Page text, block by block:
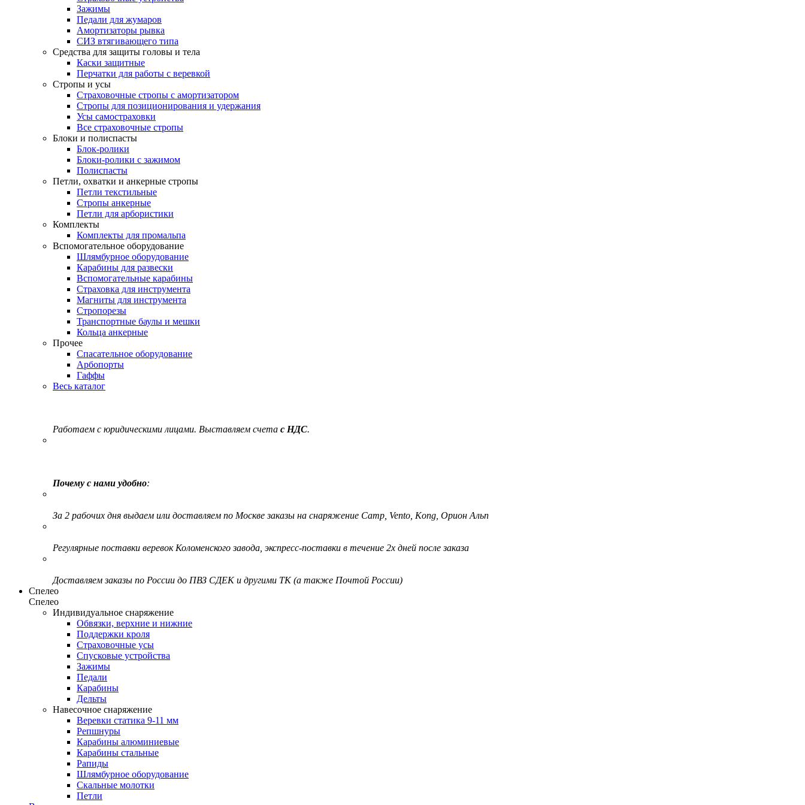
Зажимы
Педали для жумаров
Амортизаторы рывка
СИЗ втягивающего типа
Средства для защиты головы и тела
Каски защитные
Перчатки для работы с веревкой
Стропы и усы
Страховочные стропы с амортизатором
Стропы для позиционирования и удержания
Усы самостраховки
Все страховочные стропы
Блоки и полиспасты
Блок-ролики
Блоки-ролики с зажимом
Полиспасты
Петли, охватки и анкерные стропы
Петли текстильные
Стропы анкерные
Петли для арбористики
Комплекты
Комплекты для промальпа
Вспомогательное оборудование
Шлямбурное оборудование
Карабины для развески
Вспомогательные карабины
Страховка для инструмента
Магниты для инструмента
Стропорезы
Транспортные баулы и мешки
Кольца анкерные
Прочее
Спасательное оборудование
Арбопорты
Гаффы
Весь каталог
Работаем с юридическими лицами. Выставляем счета с НДС.
Почему с нами удобно:
За 2 рабочих дня выдаем или доставляем по Москве заказы на снаряжение Camp, Vento, Kong, Орион Альп
Регулярные поставки веревок Коломенского завода, экспресс-поставки в течение 2х дней после заказа
Доставляем заказы по России до ПВЗ СДЕК и другими ТК (а также Почтой России)
Спелео
Спелео
Индивидуальное снаряжение
Обвязки, верхние и нижние
Поддержки кроля
Страховочные усы
Спусковые устройства
Зажимы
Педали
Карабины
Дельты
Навесочное снаряжение
Веревки статика 9-11 мм
Репшнуры
Карабины алюминиевые
Карабины стальные
Рапиды
Шлямбурное оборудование
Скальные молотки
Петли